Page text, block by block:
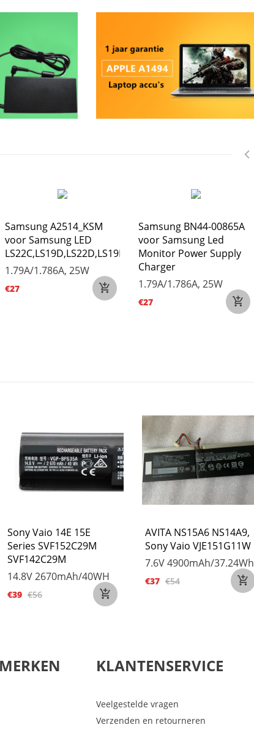
Samsung A2514_KSM
voor Samsung LED
LS22C,LS19D,LS22D,LS19E,LS22D
1.79A/1.786A, 25W
€27
Samsung BN44-00865A
voor Samsung Led
Monitor Power Supply
Charger
1.79A/1.786A, 25W
€27
Sony Vaio 14E 15E
Series SVF152C29M
SVF142C29M
14.8V2670mAh/40WH
€39 €56
AVITA NS15A6 NS14A9,
Sony Vaio VJE151G11W
7.6V4900mAh/37.24Wh
€37 €54
KLANTENSERVICE
Veelgestelde vragen
Verzenden en retourneren